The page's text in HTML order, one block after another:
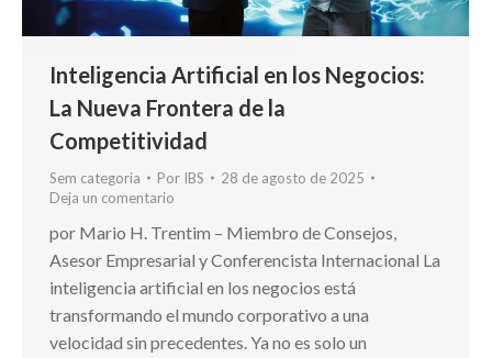
Inteligencia Artificial en los Negocios:
La Nueva Frontera de la
Competitividad
Sem categoria Por IBS
28 de agosto de 2025
Deja un comentario
por Mario H. Trentim – Miembro de Consejos,
Asesor Empresarial y Conferencista Internacional La
inteligencia artificial en los negocios está
transformando el mundo corporativo a una
velocidad sin precedentes. Ya no es solo un